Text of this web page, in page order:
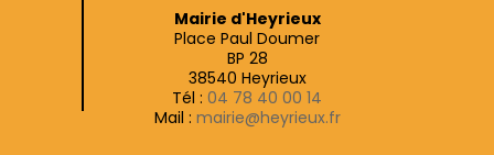
Mairie d'Heyrieux
Place Paul Doumer
BP 28
38540 Heyrieux
Tél : 04 78 40 00 14
Mail : mairie@heyrieux.fr